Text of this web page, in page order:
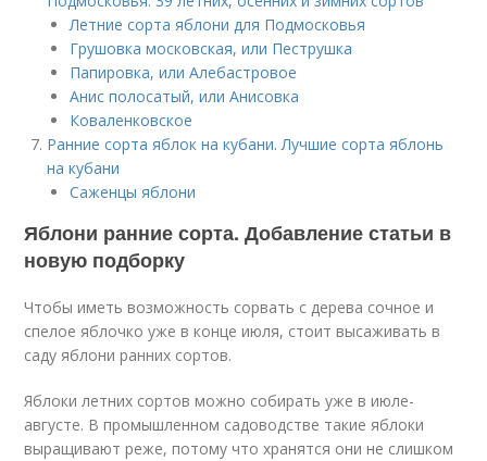
Летние сорта яблони для Подмосковья
Грушовка московская, или Пеструшка
Папировка, или Алебастровое
Анис полосатый, или Анисовка
Коваленковское
Ранние сорта яблок на кубани. Лучшие сорта яблонь
на кубани
Саженцы яблони
Яблони ранние сорта. Добавление статьи в
новую подборку
Чтобы иметь возможность сорвать с дерева сочное и
спелое яблочко уже в конце июля, стоит высаживать в
саду яблони ранних сортов.
Яблоки летних сортов можно собирать уже в июле-
августе. В промышленном садоводстве такие яблоки
выращивают реже, потому что хранятся они не слишком